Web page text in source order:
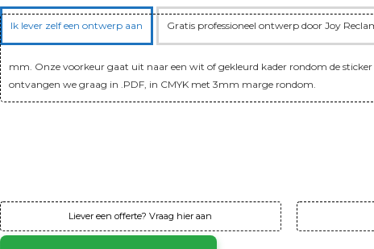
Ik lever zelf een ontwerp aan Gratis professioneel ontwerp door Joy
mm. Onze voorkeur gaat uit naar een wit of gekleurd kader rondom de
ontvangen we graag in .PDF, in CMYK met 3mm marge rondom.
Liever een offerte? Vraag hier aan